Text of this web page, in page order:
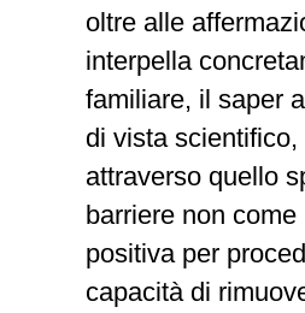
oltre alle
interpella
familiare, il saper
di vista
attraverso quello
barriere non
positiva per
capacità di